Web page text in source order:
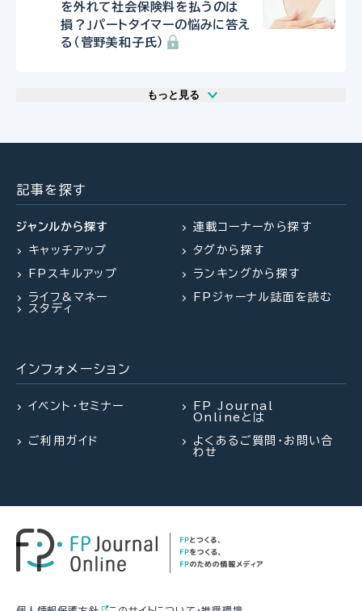
を外れて社会保険料を払うのは
損？」パートタイマーの悩みに答え
る（菅野美和子氏）
もっと見る
したい！老後資金は大丈夫？
FPトレンドウォッチ
飛行機搭乗時の新ルール
FP・専門家に聞く
【不動産調査】建物の建築可否を左
右する、道路、ライフライン、法令制
限～役所調査の概要：後編～（置鮎
2026.08.03
熱中症や水辺の事故……夏のアク
シデントに民間保険は使えるの
か？
と株価評価・特例措置の行方(山田
&パートナーズ 宇田川氏、金沢
氏、西内氏)
FPトレンドウォッチ 2026.07.27
夏休み中の子どものランチ、負担を
【資産形成】資産運用、正しくできて
いますか？（平井美穂氏）
2026.07.30
マンション関連法の改正で決議ルー
ルが大幅変更
え・リノベがより円滑に
FPトレンドウォッチ
ルが大幅変更
FPトレンドウォッチ
熱中症や水辺の事故……夏のアク
シデントに民間保険は使えるの
か？
したい！老後資金は大丈夫？
FPトレンドウォッチ
記事を探す
ジャンルから探す
キャッチアップ
FPスキルアップ
ライフ&マネー
スタディ
連載コーナーから探す
タグから探す
ランキングから探す
FPジャーナル誌面を読む
インフォメーション
イベント・セミナー
FP Journal
Onlineとは
ご利用ガイド
よくあるご質問・お問い合
わせ